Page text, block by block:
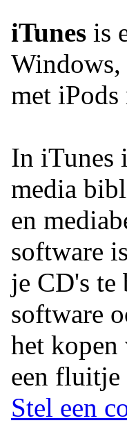
iTunes is
Windows,
met
In iTunes
media
en
software
je CD's te
software
het kopen
een fluitje
Stel een